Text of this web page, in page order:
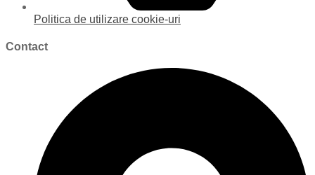
Politica de utilizare cookie-uri
Contact